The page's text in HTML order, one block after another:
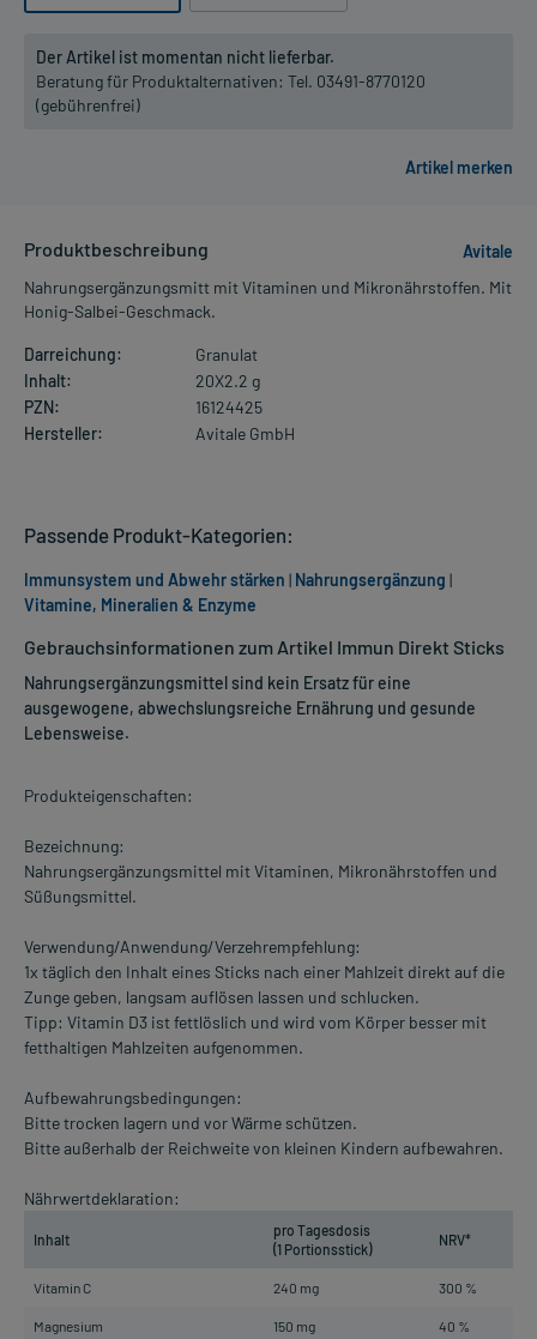
Der Artikel ist momentan nicht lieferbar.
Beratung für Produktalternativen: Tel. 03491-8770120
(gebührenfrei)
Produktbeschreibung
Avitale
Nahrungsergänzungsmitt mit Vitaminen und Mikronährstoffen. Mit
Honig-Salbei-Geschmack.
Darreichung:
Granulat
Inhalt:
20X2.2 g
PZN:
16124425
Hersteller:
Avitale GmbH
Gebrauchsinformationen zum Artikel Immun Direkt Sticks
Nahrungsergänzungsmittel sind kein Ersatz für eine
ausgewogene, abwechslungsreiche Ernährung und gesunde
Lebensweise.
Produkteigenschaften:
Bezeichnung:
Nahrungsergänzungsmittel mit Vitaminen, Mikronährstoffen und
Süßungsmittel.
Verwendung/Anwendung/Verzehrempfehlung:
1x täglich den Inhalt eines Sticks nach einer Mahlzeit direkt auf die
Zunge geben, langsam auflösen lassen und schlucken.
Tipp: Vitamin D3 ist fettlöslich und wird vom Körper besser mit
fetthaltigen Mahlzeiten aufgenommen.
Aufbewahrungsbedingungen:
Bitte trocken lagern und vor Wärme schützen.
Bitte außerhalb der Reichweite von kleinen Kindern aufbewahren.
Nährwertdeklaration:
Inhalt
pro Tagesdosis
(1 Portionsstick)
NRV*
Vitamin C 240 mg 300 %
Magnesium 150 mg 40 %
Passende Produkt-Kategorien:
Immunsystem und Abwehr stärken | Nahrungsergänzung |
Vitamine, Mineralien & Enzyme